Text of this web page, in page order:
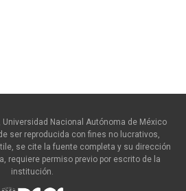
Nacional Autónoma de México
ser reproducida con fines no lucrativos,
se cite la fuente completa y su dirección
requiere permiso previo por escrito de la
institución.